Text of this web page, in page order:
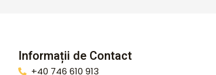
Informații de Contact
+40 746 610 913